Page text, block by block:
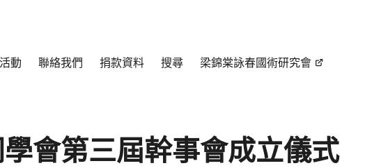
動 聯絡我們 捐款資料 搜尋 梁錦棠詠春國術研究會
會第三屆幹事會成立儀式